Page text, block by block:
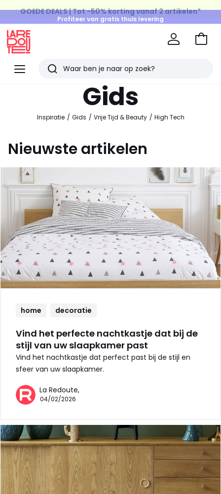
Profiteer van gratis thuis levering
op al de Mode & Home aankopen
Menu
Redoute
Zoeken
bekeken
artikelen
Naar
Gids
Inspiratie Gids Vrije Tijd & Beauty High Tech
Nieuwste artikelen
home decoratie
Vind het perfecte nachtkastje dat bij de
stijl van uw slaapkamer past
Vind het nachtkastje dat perfect past bij de stijl en
sfeer van uw slaapkamer.
La Redoute,
04/02/2026